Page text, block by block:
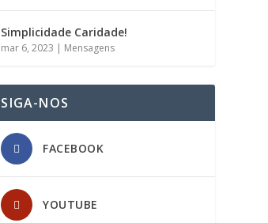
Simplicidade Caridade!
mar 6, 2023 | Mensagens
SIGA-NOS
FACEBOOK
YOUTUBE